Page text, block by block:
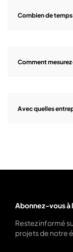
Combien de
Comment
Avec quelles
Abonnez-vous
Restez informé
projets de notre